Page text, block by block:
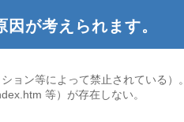
因が考えられます。
ョン等によって禁止されている）。
等）が存在しない。